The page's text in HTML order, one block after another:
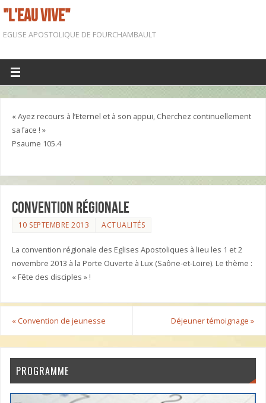
"L'EAU VIVE"
EGLISE APOSTOLIQUE DE FOURCHAMBAULT
« Ayez recours à l’Eternel et à son appui, Cherchez continuellement
sa face ! »
Psaume 105.4
Convention Régionale
10 SEPTEMBRE 2013 ACTUALITÉS
La convention régionale des Eglises Apostoliques à lieu les 1 et 2
novembre 2013 à la Porte Ouverte à Lux (Saône-et-Loire). Le thème :
« Fête des disciples » !
«Convention de jeunesse Déjeuner témoignage»
PROGRAMME